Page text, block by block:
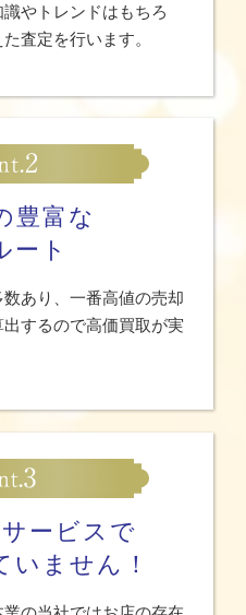
やトレンドはもちろ
査定を行います。
豊富な
ート
あり、一番高値の売却
するので高価買取が実
ービスで
いません！